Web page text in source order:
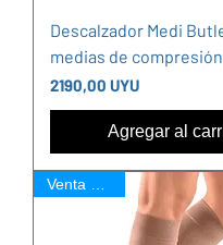
Descalzador Medi
medias de compresión
Precio
2190,00 UYU
Agregar al